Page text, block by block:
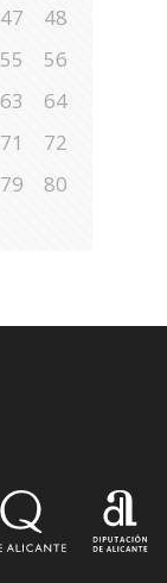
47
48
55
56
63
64
71
72
79
80